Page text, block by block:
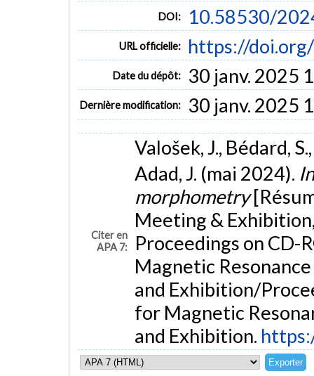
DOI: 10.58530/
URL officielle: https://
Date du dépôt: 30 janv. 2025
Dernière modification: 30 janv. 2025
Citer en
APA 7:
Valošek, J., Bédard,
Adad, J. (mai 2024).
morphometry
Meeting &
Proceedings on
Magnetic
and Exhibition/
for Magnetic
and Exhibition.